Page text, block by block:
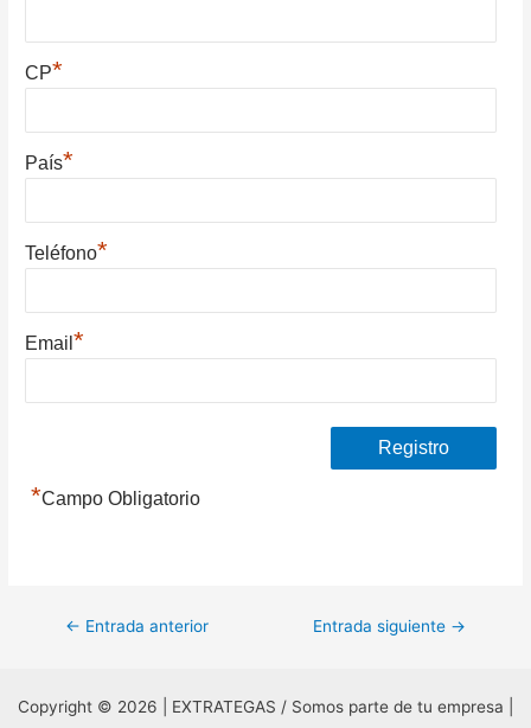
CP*
País*
Teléfono*
Email*
*Campo Obligatorio
Navegación
entradas
← Entrada anterior Entrada siguiente →
Copyright © 2026 | EXTRATEGAS / Somos parte de tu empresa |